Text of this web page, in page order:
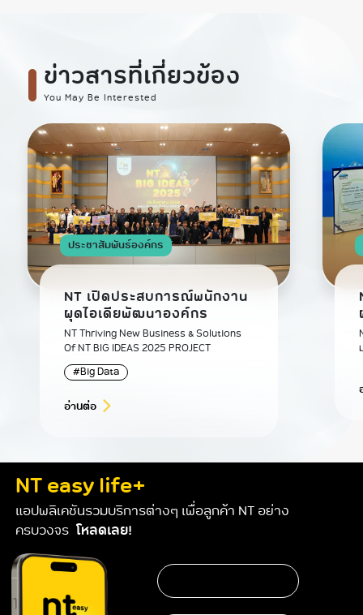
ข่าวสารที่เกี่ยวข้อง
You May Be Interested
ประชาสัมพันธ์องค์กร
NT เปิดประสบการณ์พนักงาน
ผุดไอเดียพัฒนาองค์กร
NT Thriving New Business & Solutions
Of NT BIG IDEAS 2025 PROJECT
#Big Data
อ่านต่อ
ม
NT easy life+
แอปพลิเคชันรวมบริการต่างๆ เพื่อลูกค้า NT อย่าง
ครบวงจร โหลดเลย!